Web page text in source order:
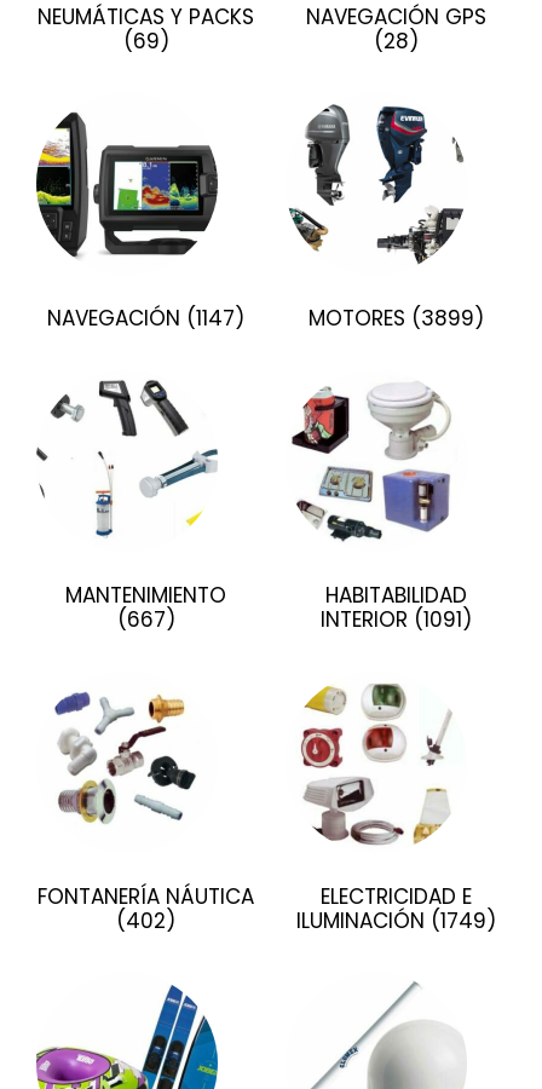
NEUMÁTICAS Y PACKS
(69)
NAVEGACIÓN GPS
(28)
NAVEGACIÓN (1147) MOTORES (3899)
MANTENIMIENTO
(667)
HABITABILIDAD
INTERIOR (1091)
FONTANERÍA NÁUTICA
(402)
ELECTRICIDAD E
ILUMINACIÓN (1749)